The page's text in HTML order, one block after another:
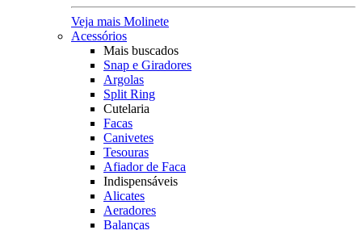
Veja mais Molinete
Acessórios
Mais buscados
Snap e Giradores
Argolas
Split Ring
Cutelaria
Facas
Canivetes
Tesouras
Afiador de Faca
Indispensáveis
Alicates
Aeradores
Balanças